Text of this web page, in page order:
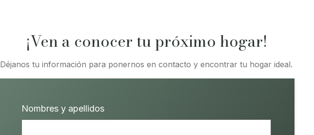
¡Ven a conocer tu próximo hogar!
Déjanos tu información para ponernos en contacto y encontrar tu hogar ideal.
Nombres y apellidos